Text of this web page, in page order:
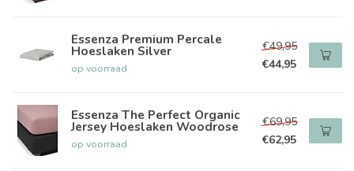
Essenza Premium Percale
Hoeslaken Silver
op voorraad
€49,95
€44,95
Essenza The Perfect Organic
Jersey Hoeslaken Woodrose
op voorraad
€69,95
€62,95